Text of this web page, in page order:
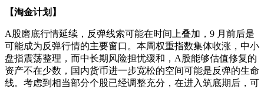
【淘金计划】
A股磨底行情延续，反弹线索可能在时间上叠加，9 月前后是
可能成为反弹行情的主要窗口。本周权重指数集体收涨，中小
盘指震荡整理，而中长期风险担忧缓和，A股能够估值修复的
资产不在少数，国内货币进一步宽松的空间可能是反弹的生命
线。考虑到相当部分个股已经调整充分，在进入筑底期后，可